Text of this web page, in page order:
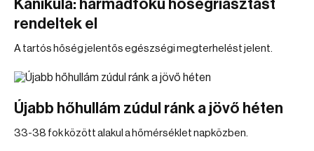
Kánikula: harmadfokú hőségriasztást
rendeltek el
A tartós hőség jelentős egészségi megterhelést jelent.
Újabb hőhullám zúdul ránk a jövő héten
33-38 fok között alakul a hőmérséklet napközben.